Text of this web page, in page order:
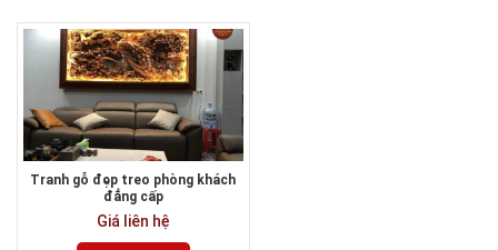
Tranh gỗ đẹp treo phòng khách
đẳng cấp
Giá liên hệ